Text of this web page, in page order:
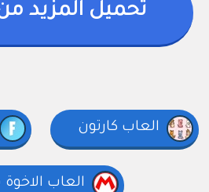
تحميل المزيد
العاب كارتون
العاب الاخوة